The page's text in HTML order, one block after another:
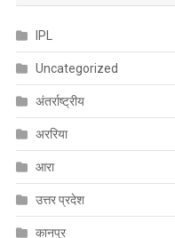
IPL
Uncategorized
अंतर्राष्ट्रीय
अररिया
आरा
उत्तर प्रदेश
कानपुर